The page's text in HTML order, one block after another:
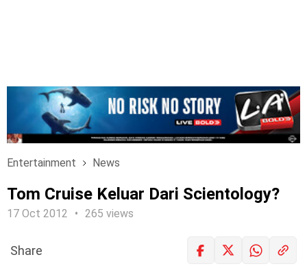
Entertainment News
Tom Cruise Keluar Dari Scientology?
17 Oct 2012 265 views
Share